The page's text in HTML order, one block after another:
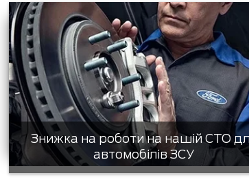
Знижка на роботи на нашій СТО
автомобілів ЗСУ